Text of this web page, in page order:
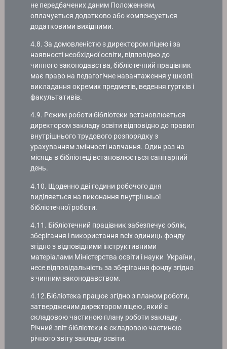
не передбачених даним Положенням,
оплачується додатково або компенсується
додатковими вихідними.
4.8. За домовленістю з директором ліцею і за
наявності необхідної освіти, відповідно до
чинного законодавства, бібліотечний працівник
має право на педагогічне навантаження у школі:
викладання окремих предметів, ведення гуртків і
факультативів.
4.9. Режим роботи бібліотеки встановлюється
директором закладу освіти відповідно до правил
внутрішнього трудового розпорядку з
урахуванням змінності навчання. Один раз на
місяць в бібліотеці встановлюється санітарний
день.
4.10. Щоденно дві години робочого дня
виділяється на виконання внутрішньої
бібліотечної роботи.
4.11. Бібліотечний працівник забезпечує облік,
зберігання і використання всіх одиниць фонду
згідно з відповідними інструктивними
матеріалами Міністерства освіти і науки України ,
несе відповідальність за зберігання фонду згідно
з чинним законодавством.
4.12.Бібліотека працює згідно з планом роботи,
затвердженим директором ліцею , який є
складовою частиною плану роботи закладу .
Річний звіт бібліотеки є складовою частиною
річного звіту закладу освіти.